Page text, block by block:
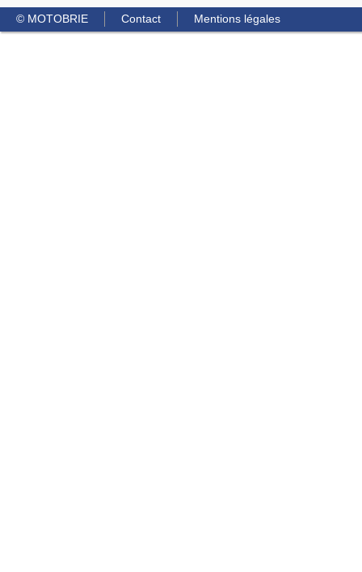
© MOTOBRIE Contact Mentions légales